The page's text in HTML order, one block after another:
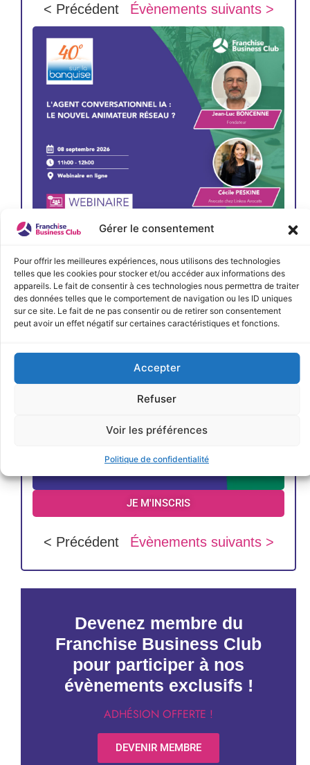
Gérer le consentement
Pour offrir les meilleures expériences, nous utilisons des technologies
telles que les cookies pour stocker et/ou accéder aux informations des
appareils. Le fait de consentir à ces technologies nous permettra de traiter
des données telles que le comportement de navigation ou les ID uniques
sur ce site. Le fait de ne pas consentir ou de retirer son consentement
peut avoir un effet négatif sur certaines caractéristiques et fonctions.
Accepter
Refuser
Voir les préférences
Politique de confidentialité
< Précédent Évènements suivants >
JE M'INSCRIS
< Précédent Évènements suivants >
Devenez membre du
Franchise Business Club
pour participer à nos
évènements exclusifs !
ADHÉSION OFFERTE !
DEVENIR MEMBRE